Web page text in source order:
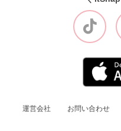
運営会社 お問い合わせ